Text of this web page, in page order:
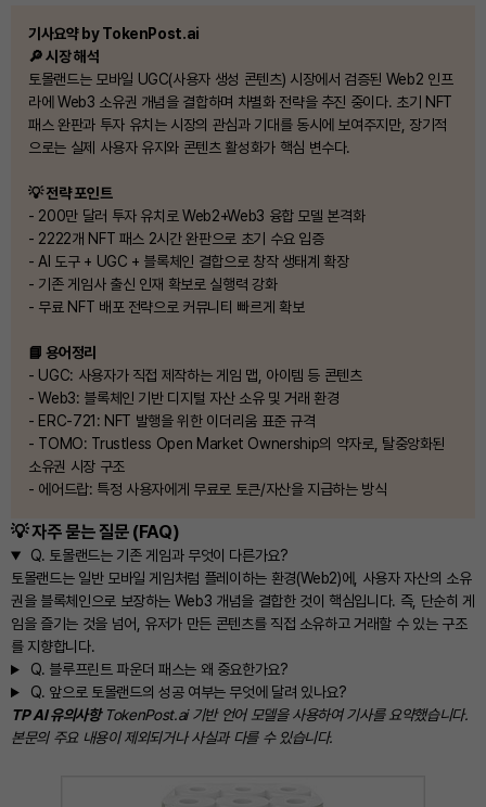
기사요약 by TokenPost.ai
🔎 시장 해석
토몰랜드는 모바일 UGC(사용자 생성 콘텐츠) 시장에서 검증된 Web2 인프
라에 Web3 소유권 개념을 결합하며 차별화 전략을 추진 중이다. 초기 NFT
패스 완판과 투자 유치는 시장의 관심과 기대를 동시에 보여주지만, 장기적
으로는 실제 사용자 유지와 콘텐츠 활성화가 핵심 변수다.
💡 전략 포인트
- 200만 달러 투자 유치로 Web2+Web3 융합 모델 본격화
- 2222개 NFT 패스 2시간 완판으로 초기 수요 입증
- AI 도구 + UGC + 블록체인 결합으로 창작 생태계 확장
- 기존 게임사 출신 인재 확보로 실행력 강화
- 무료 NFT 배포 전략으로 커뮤니티 빠르게 확보
📘 용어정리
- UGC: 사용자가 직접 제작하는 게임 맵, 아이템 등 콘텐츠
- Web3: 블록체인 기반 디지털 자산 소유 및 거래 환경
- ERC-721: NFT 발행을 위한 이더리움 표준 규격
- TOMO: Trustless Open Market Ownership의 약자로, 탈중앙화된
소유권 시장 구조
- 에어드랍: 특정 사용자에게 무료로 토큰/자산을 지급하는 방식
💡 자주 묻는 질문 (FAQ)
Q. 토몰랜드는 기존 게임과 무엇이 다른가요?
토몰랜드는 일반 모바일 게임처럼 플레이하는 환경(Web2)에, 사용자 자산의 소유
권을 블록체인으로 보장하는 Web3 개념을 결합한 것이 핵심입니다. 즉, 단순히 게
임을 즐기는 것을 넘어, 유저가 만든 콘텐츠를 직접 소유하고 거래할 수 있는 구조
를 지향합니다.
Q. 블루프린트 파운더 패스는 왜 중요한가요?
Q. 앞으로 토몰랜드의 성공 여부는 무엇에 달려 있나요?
TP AI 유의사항TokenPost.ai 기반 언어 모델을 사용하여 기사를 요약했습니다.
본문의 주요 내용이 제외되거나 사실과 다를 수 있습니다.